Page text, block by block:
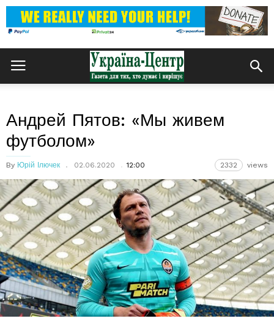
Андрей Пятов: «Мы живем
футболом»
By Юрій Ілючек 02.06.2020 12:00 2332 views